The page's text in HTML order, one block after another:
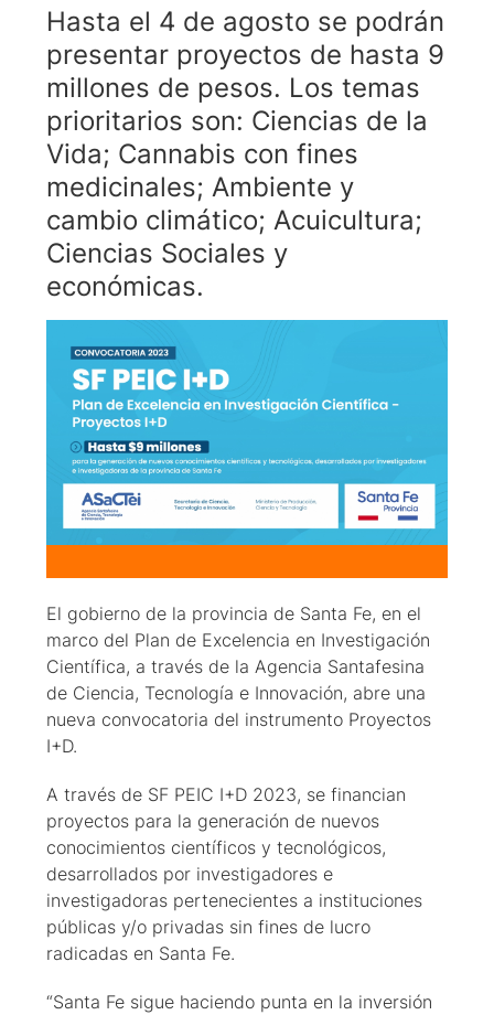
Hasta el 4 de agosto se podrán
presentar proyectos de hasta 9
millones de pesos. Los temas
prioritarios son: Ciencias de la
Vida; Cannabis con fines
medicinales; Ambiente y
cambio climático; Acuicultura;
Ciencias Sociales y
económicas.
El gobierno de la provincia de Santa Fe, en el
marco del Plan de Excelencia en Investigación
Científica, a través de la Agencia Santafesina
de Ciencia, Tecnología e Innovación, abre una
nueva convocatoria del instrumento Proyectos
I+D.
A través de SF PEIC I+D 2023, se financian
proyectos para la generación de nuevos
conocimientos científicos y tecnológicos,
desarrollados por investigadores e
investigadoras pertenecientes a instituciones
públicas y/o privadas sin fines de lucro
radicadas en Santa Fe.
“Santa Fe sigue haciendo punta en la inversión